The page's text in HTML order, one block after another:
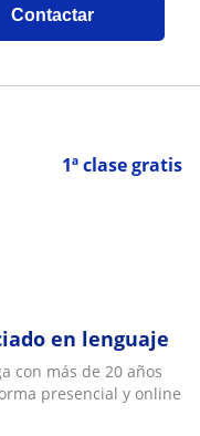
Contactar
1ª clase gratis
en lenguaje
con más de 20 años
presencial y online